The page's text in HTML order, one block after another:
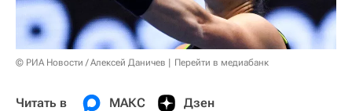
© РИА Новости / Алексей Даничев Перейти в медиабанк
Читать в МАКС Дзен